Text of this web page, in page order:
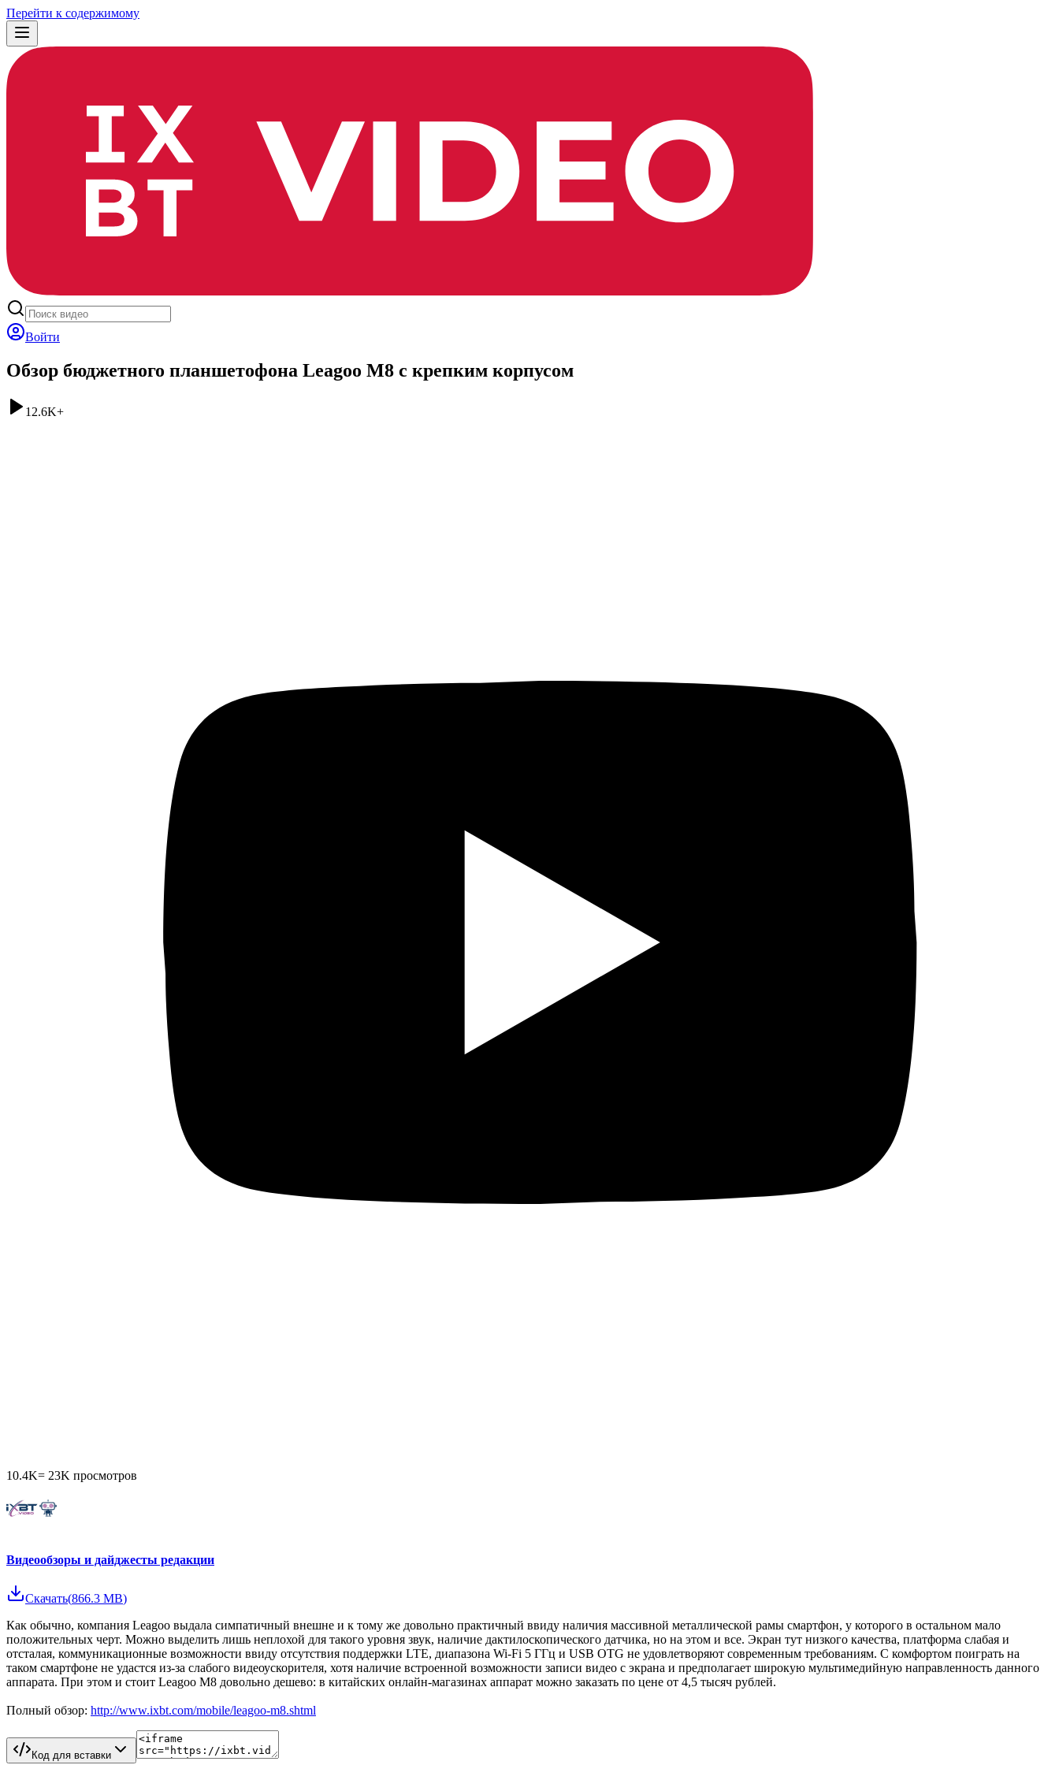
Перейти к содержимому
Войти
Обзор бюджетного планшетофона Leagoo M8 с крепким корпусом
12.6K+
10.4K= 23K просмотров
Видеообзоры и дайджесты редакции
Скачать(866.3 MB)
Как обычно, компания Leagoo выдала симпатичный внешне и к тому же довольно практичный ввиду наличия массивной металлической рамы смартфон, у которого в остальном мало
положительных черт. Можно выделить лишь неплохой для такого уровня звук, наличие дактилоскопического датчика, но на этом и все. Экран тут низкого качества, платформа слабая и
отсталая, коммуникационные возможности ввиду отсутствия поддержки LTE, диапазона Wi-Fi 5 ГГц и USB OTG не удовлетворяют современным требованиям. С комфортом поиграть на
таком смартфоне не удастся из-за слабого видеоускорителя, хотя наличие встроенной возможности записи видео с экрана и предполагает широкую мультимедийную направленность данного
аппарата. При этом и стоит Leagoo M8 довольно дешево: в китайских онлайн-магазинах аппарат можно заказать по цене от 4,5 тысяч рублей.
Полный обзор: http://www.ixbt.com/mobile/leagoo-m8.shtml
Код для вставки